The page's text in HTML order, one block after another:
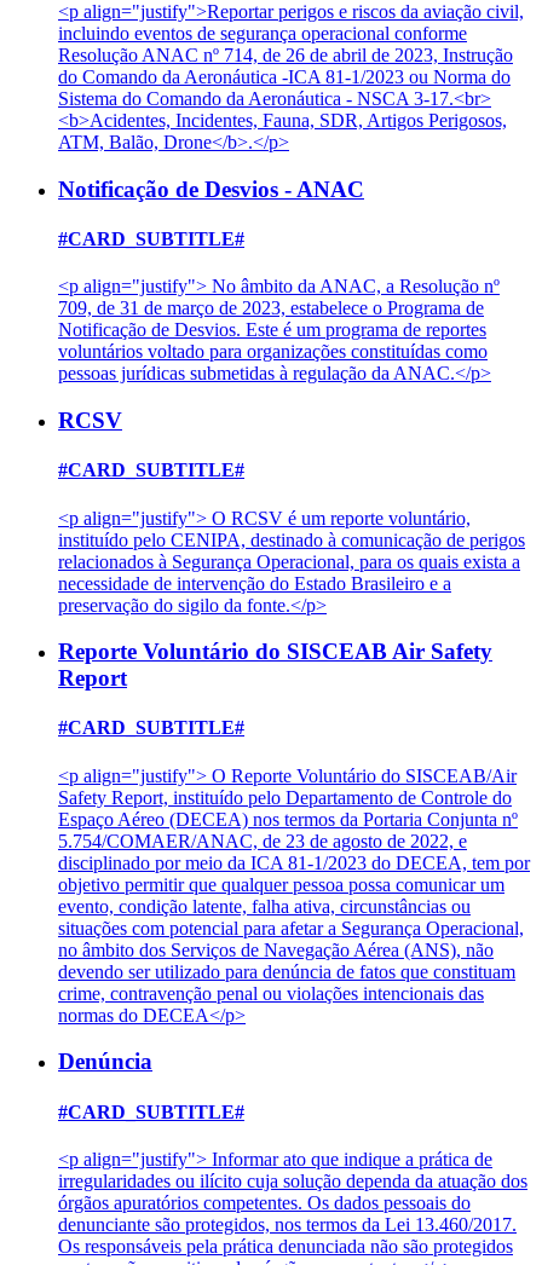
<p align="justify">Reportar perigos e riscos da aviação civil,
incluindo eventos de segurança operacional conforme
Resolução ANAC nº 714, de 26 de abril de 2023, Instrução
do Comando da Aeronáutica -ICA 81-1/2023 ou Norma do
Sistema do Comando da Aeronáutica - NSCA 3-17.<br>
<b>Acidentes, Incidentes, Fauna, SDR, Artigos Perigosos,
ATM, Balão, Drone</b>.</p>
Notificação de Desvios - ANAC
#CARD_SUBTITLE#
<p align="justify"> No âmbito da ANAC, a Resolução nº
709, de 31 de março de 2023, estabelece o Programa de
Notificação de Desvios. Este é um programa de reportes
voluntários voltado para organizações constituídas como
pessoas jurídicas submetidas à regulação da ANAC.</p>
RCSV
#CARD_SUBTITLE#
<p align="justify"> O RCSV é um reporte voluntário,
instituído pelo CENIPA, destinado à comunicação de perigos
relacionados à Segurança Operacional, para os quais exista a
necessidade de intervenção do Estado Brasileiro e a
preservação do sigilo da fonte.</p>
Reporte Voluntário do SISCEAB Air Safety
Report
#CARD_SUBTITLE#
<p align="justify"> O Reporte Voluntário do SISCEAB/Air
Safety Report, instituído pelo Departamento de Controle do
Espaço Aéreo (DECEA) nos termos da Portaria Conjunta nº
5.754/COMAER/ANAC, de 23 de agosto de 2022, e
disciplinado por meio da ICA 81-1/2023 do DECEA, tem por
objetivo permitir que qualquer pessoa possa comunicar um
evento, condição latente, falha ativa, circunstâncias ou
situações com potencial para afetar a Segurança Operacional,
no âmbito dos Serviços de Navegação Aérea (ANS), não
devendo ser utilizado para denúncia de fatos que constituam
crime, contravenção penal ou violações intencionais das
normas do DECEA</p>
Denúncia
#CARD_SUBTITLE#
<p align="justify"> Informar ato que indique a prática de
irregularidades ou ilícito cuja solução dependa da atuação dos
órgãos apuratórios competentes. Os dados pessoais do
denunciante são protegidos, nos termos da Lei 13.460/2017.
Os responsáveis pela prática denunciada não são protegidos